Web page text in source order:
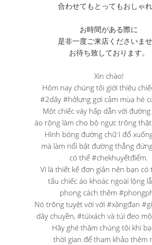
合わせてもとってもおしゃれ
お時間がある際に
是非一度ご来店くださいませ
お待ち致しております。
Xin chào!
Hôm nay chúng tôi giới thiệu
#2dây #hởlưng gợi cảm mùa hè
Một chiếc váy hấp dẫn với đường
áo rộng làm cho bộ ngực trông
Hình bóng đường chữ I đổ
mà làm nổi bật đường thẳng
có thể #chekhuyếtđiểm.
Vì là thiết kế đơn giản nên bạn có
tấu chiếc áo khoác ngoài lộng
phong cách thêm
Nó trông tuyệt vời với #xăngđan
dây chuyền, #túixách và túi đeo
Hãy ghé thăm chúng tôi khi
thời gian để tham khảo thêm